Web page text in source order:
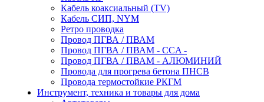
Кабель коаксиальный (TV)
Кабель СИП, NYM
Ретро проводка
Провод ПГВА / ПВАМ
Провод ПГВА / ПВАМ - CCA -
Провод ПГВА / ПВАМ - АЛЮМИНИЙ
Провода для прогрева бетона ПНСВ
Провода термостойкие РКГМ
Инструмент, техника и товары для дома